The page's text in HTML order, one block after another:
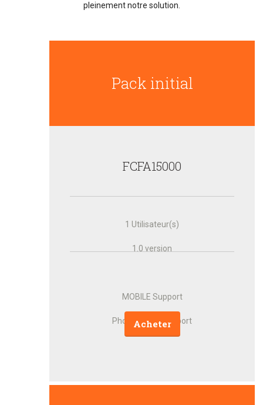
pleinement notre solution.
Pack initial
FCFA15000
1 Utilisateur(s)
1.0 version
MOBILE Support
Phone & Mail Support
Acheter